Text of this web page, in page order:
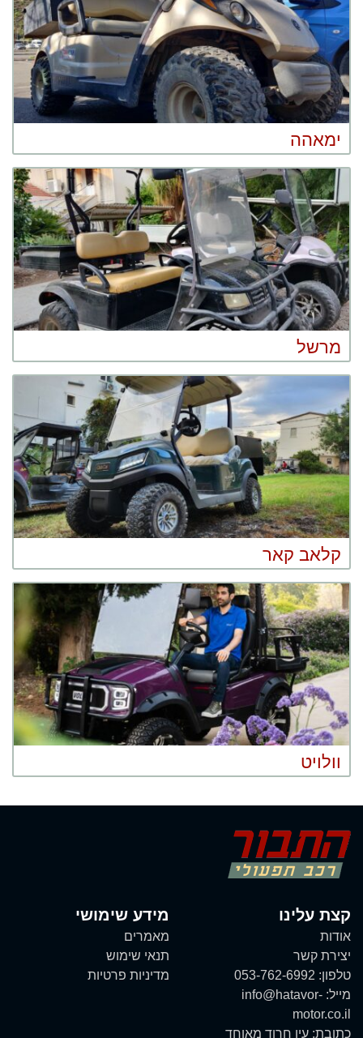
ימאהה
מרשל
קלאב קאר
וולויט
קצת עלינו
אודות
יצירת קשר
טלפון: 053-762-6992
מייל: info@hatavor-
motor.co.il
כתובת: עין חרוד מאוחד
מידע שימושי
מאמרים
תנאי שימוש
מדיניות פרטיות